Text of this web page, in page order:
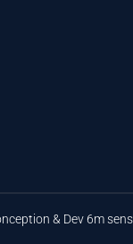
& Dev 6m sens